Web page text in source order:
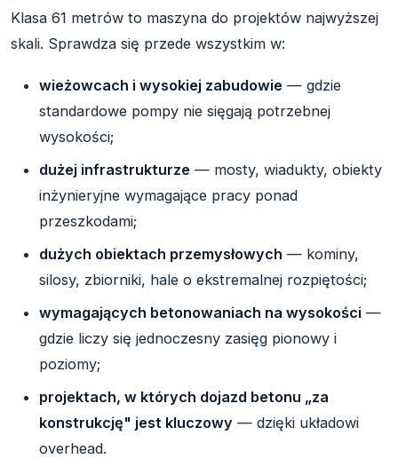
Klasa 61 metrów to maszyna do projektów najwyższej
skali. Sprawdza się przede wszystkim w:
wieżowcach i wysokiej zabudowie — gdzie
standardowe pompy nie sięgają potrzebnej
wysokości;
dużej infrastrukturze — mosty, wiadukty, obiekty
inżynieryjne wymagające pracy ponad
przeszkodami;
dużych obiektach przemysłowych — kominy,
silosy, zbiorniki, hale o ekstremalnej rozpiętości;
wymagających betonowaniach na wysokości —
gdzie liczy się jednoczesny zasięg pionowy i
poziomy;
projektach, w których dojazd betonu „za
konstrukcję" jest kluczowy — dzięki układowi
overhead.